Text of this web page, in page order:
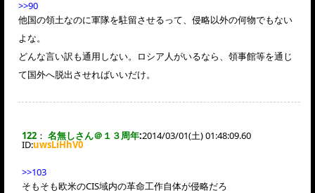
>>90
他国の領土なのに軍隊を駐留させるって、侵略以外の何物でもない
よな。
どんな言い訳も通用しない。ロシア人がいるなら、領事館等を通じ
て国外へ脱出させればいいだけ。
122 ： 名無しさん＠１３周年:2014/03/01(土) 01:48:09.60
ID:uwsLiHhV0
>>103
そもそも欧米のCIS域内の革命工作自体が侵略だろ